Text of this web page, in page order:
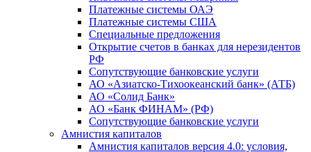
Платежные системы ОАЭ
Платежные системы США
Специальные предложения
Открытие счетов в банках для нерезидентов
РФ
Сопутствующие банковские услуги
АО «Азиатско-Тихоокеанский банк» (АТБ)
АО «Солид Банк»
АО «Банк ФИНАМ» (РФ)
Сопутствующие банковские услуги
Амнистия капиталов
Амнистия капиталов версия 4.0: условия,